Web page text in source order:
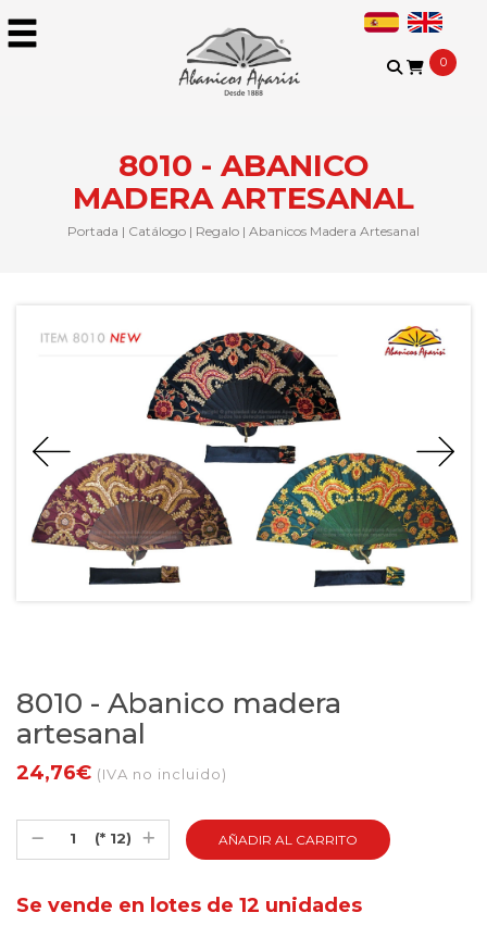
0
8010 - ABANICO
MADERA ARTESANAL
Portada | Catálogo | Regalo | Abanicos Madera Artesanal
8010 - Abanico madera
artesanal
24,76€ (IVA no incluido)
(* 12)
Se vende en lotes de 12 unidades